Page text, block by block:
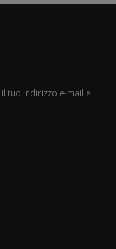
tuo indirizzo e-mail e